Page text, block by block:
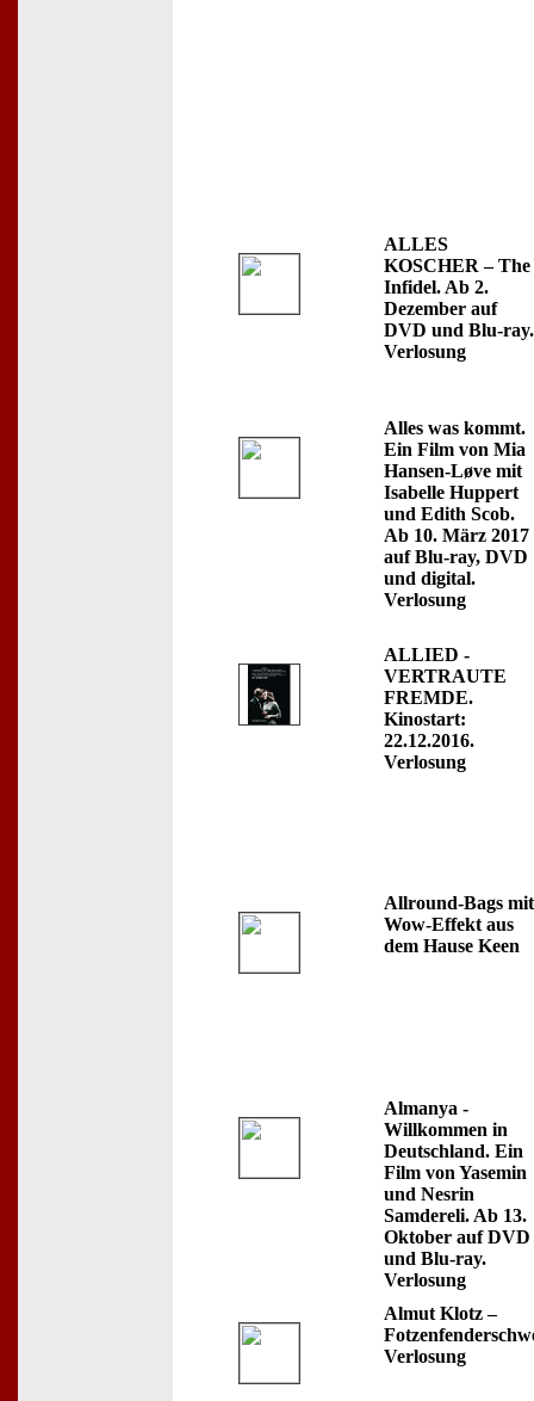
ALLES
KOSCHER – The
Infidel. Ab 2.
Dezember auf
DVD und Blu-ray.
Verlosung
Alles was kommt.
Ein Film von Mia
Hansen-Løve mit
Isabelle Huppert
und Edith Scob.
Ab 10. März 2017
auf Blu-ray, DVD
und digital.
Verlosung
ALLIED -
VERTRAUTE
FREMDE.
Kinostart:
22.12.2016.
Verlosung
Allround-Bags mit
Wow-Effekt aus
dem Hause Keen
Almanya -
Willkommen in
Deutschland. Ein
Film von Yasemin
und Nesrin
Samdereli. Ab 13.
Oktober auf DVD
und Blu-ray.
Verlosung
Almut Klotz –
Verlosung